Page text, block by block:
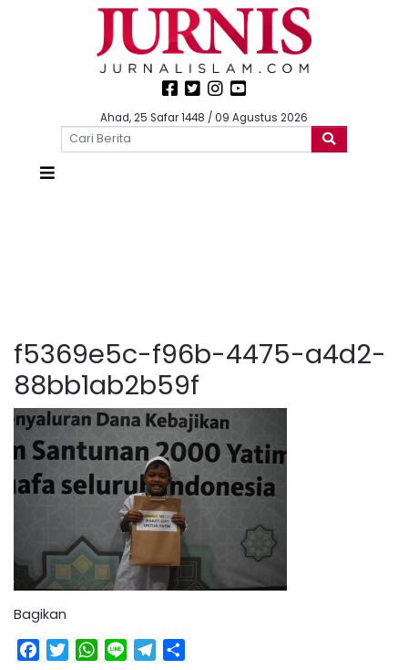
Ahad, 25 Safar 1448 / 09 Agustus 2026
f5369e5c-f96b-4475-a4d2-
88bb1ab2b59f
Bagikan
Facebook
TwitterWhatsApp
Line Telegram